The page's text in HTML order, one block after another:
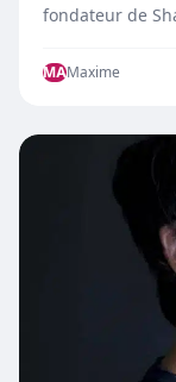
fondateur de
MAMaxime